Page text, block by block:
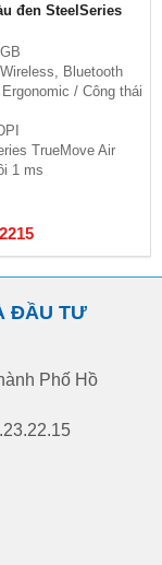
đen SteelSeries
Bluetooth
/ Công thái
TrueMove Air
1 ms
ĐẦU TƯ
Phố Hồ